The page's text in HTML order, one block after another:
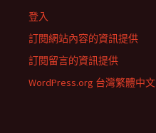
登入
訂閱網站內容的資訊提供
訂閱留言的資訊提供
WordPress.org 台灣繁體中文